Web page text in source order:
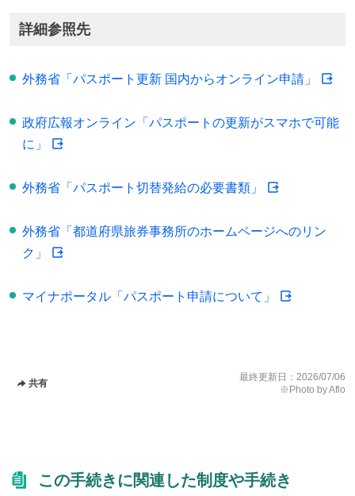
詳細参照先
外務省「パスポート更新 国内からオンライン申請」
政府広報オンライン「パスポートの更新がスマホで可能
に」
外務省「パスポート切替発給の必要書類」
外務省「都道府県旅券事務所のホームページへのリン
ク」
マイナポータル「パスポート申請について」
共有
最終更新日： 2026/07/06
※Photo by Aflo
この手続きに関連した制度や手続き